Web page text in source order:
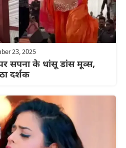
23, 2025
सपना के धांसू डांस मूव्स,
दर्शक